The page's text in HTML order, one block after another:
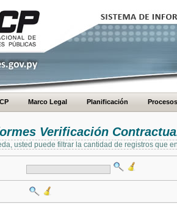
Marco Legal Planificación Procesos
Verificación
usted puede filtrar la cantidad de registros que